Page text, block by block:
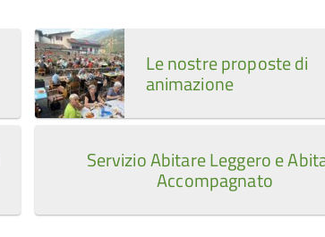
Le nostre proposte di
animazione
Servizio Abitare Leggero e
Accompagnato